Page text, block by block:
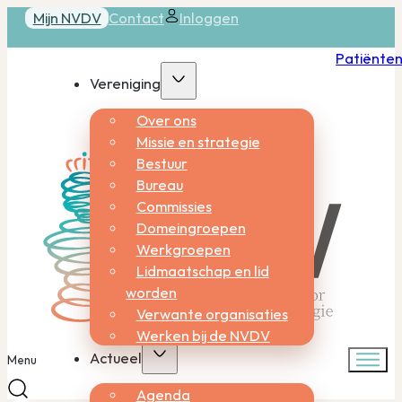
Mijn NVDV Contact Inloggen
Vereniging
Over ons
Missie en strategie
Bestuur
Bureau
Commissies
Domeingroepen
Werkgroepen
Lidmaatschap en lid
worden
Verwante organisaties
Werken bij de NVDV
Actueel
Agenda
Menu